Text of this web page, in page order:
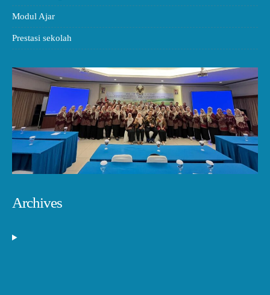
Modul Ajar
Prestasi sekolah
Archives